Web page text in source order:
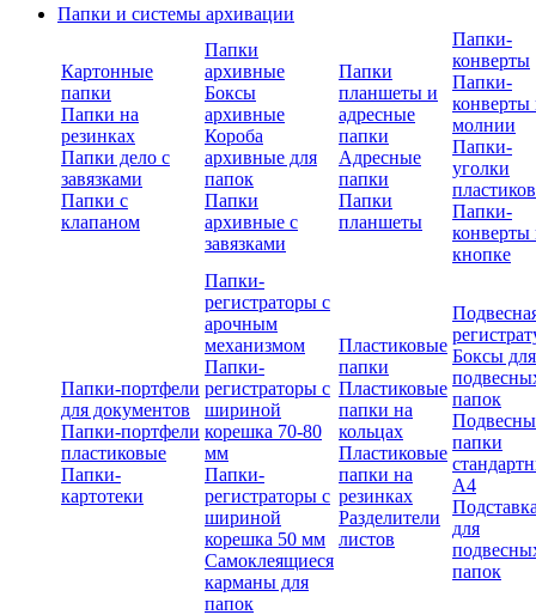
Папки и системы архивации
Картонные
папки
Папки на
резинках
Папки дело с
завязками
Папки с
клапаном
Папки
архивные
Боксы
архивные
Короба
архивные для
папок
Папки
архивные с
завязками
Папки
планшеты и
адресные
папки
Адресные
папки
Папки
планшеты
Папки-
конверты
Папки-
конверты
молнии
Папки-
уголки
Папки-
конверты
кнопке
Папки-портфели
для документов
Папки-портфели
пластиковые
Папки-
картотеки
Папки-
регистраторы с
арочным
механизмом
Папки-
регистраторы с
шириной
корешка 70-80
мм
Папки-
регистраторы с
шириной
корешка 50 мм
Самоклеящиеся
карманы для
папок
Пластиковые
папки
Пластиковые
папки на
кольцах
Пластиковые
папки на
резинках
Разделители
листов
Боксы для
папок
папки
А4
для
папок